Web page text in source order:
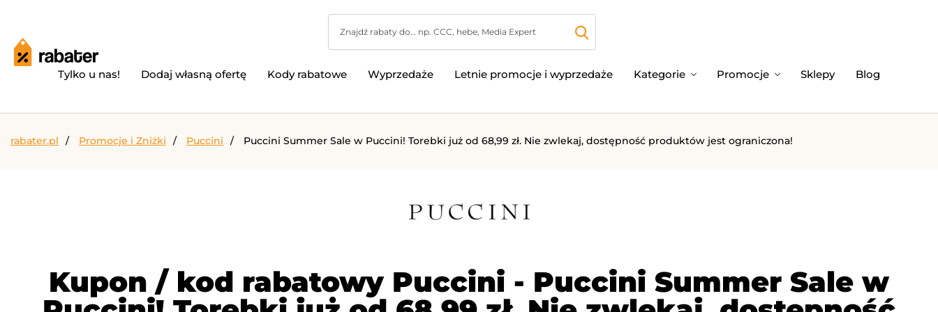
Tylko u nas! Dodaj własną ofertę Kody rabatowe Wyprzedaże Letnie promocje i wyprzedaże Kategorie Promocje Sklepy Blog
rabater.pl Promocje i Zniżki Puccini Puccini Summer Sale w Puccini! Torebki już od 68,99 zł. Nie zwlekaj, dostępność produktów jest ograniczona!
Kupon / kod rabatowy Puccini - Puccini Summer Sale w